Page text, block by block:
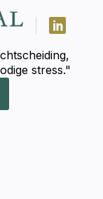
stress."